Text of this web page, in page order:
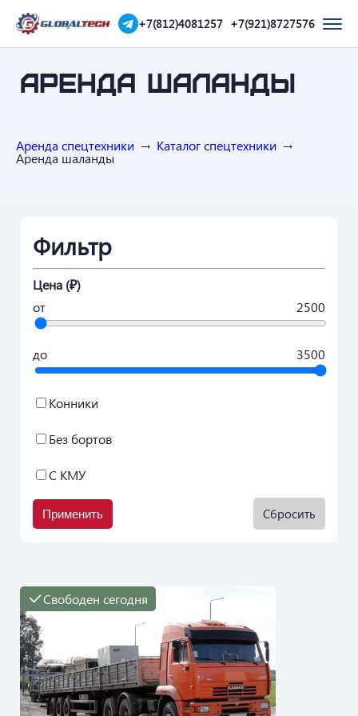
+7(812)4081257 +7(921)8727576
Аренда шаланды
Аренда спецтехники Каталог спецтехники
Аренда шаланды
Фильтр
Цена (₽)
от
2500
до 3500
Конники
Без бортов
С КМУ
Применить Сбросить
Свободен сегодня